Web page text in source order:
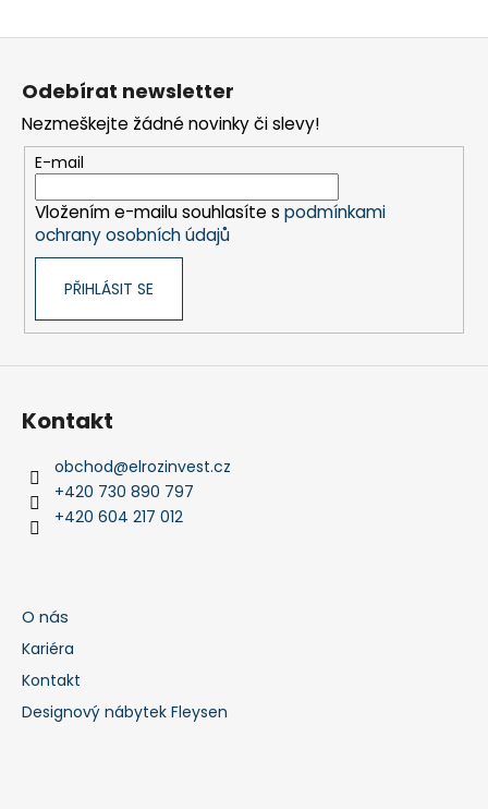
Odebírat newsletter
Nezmeškejte žádné novinky či slevy!
E-mail
Vložením e-mailu souhlasíte s podmínkami
ochrany osobních údajů
PŘIHLÁSIT SE
Kontakt
obchod@elrozinvest.cz
+420 730 890 797
+420 604 217 012
O nás
Kariéra
Kontakt
Designový nábytek Fleysen